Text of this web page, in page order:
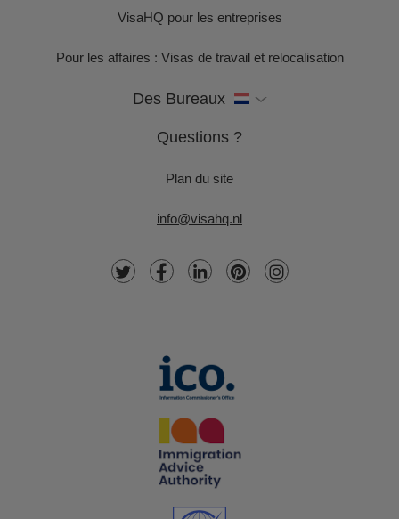
VisaHQ pour les entreprises
Pour les affaires : Visas de travail et relocalisation
Des Bureaux
Questions ?
Plan du site
info@visahq.nl